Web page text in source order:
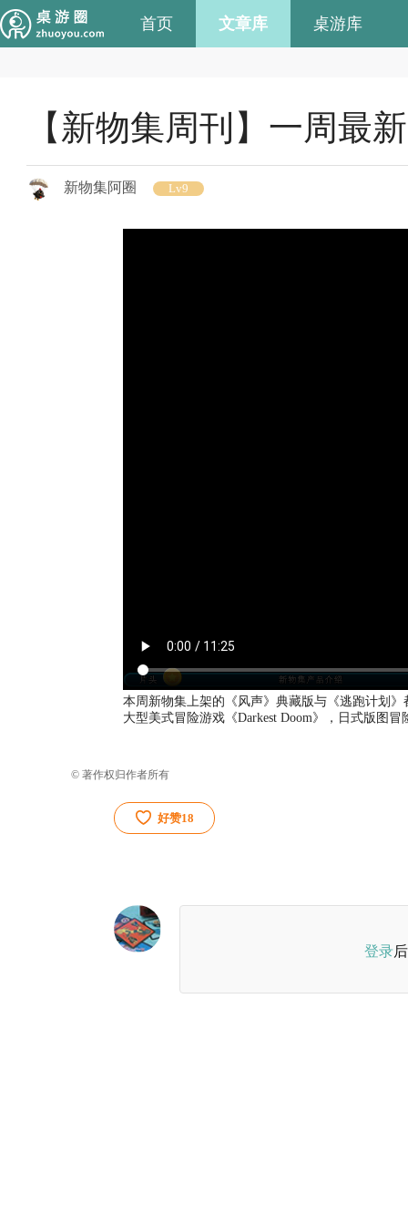
首页 文章库 桌游库
【新物集周刊】一周最
新物集阿圈 Lv9
本周新物集上架的《风声》典藏版与《逃跑计划
大型美式冒险游戏《Darkest Doom》，日式版图
© 著作权归作者所有
好赞18
登录